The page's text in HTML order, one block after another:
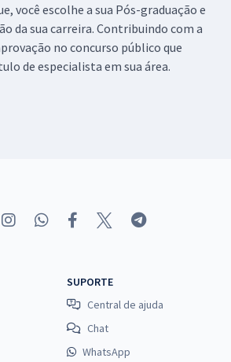
você escolhe a sua Pós-graduação e
da sua carreira. Contribuindo com a
no concurso público que
de especialista em sua área.
SUPORTE
Central de ajuda
Chat
WhatsApp